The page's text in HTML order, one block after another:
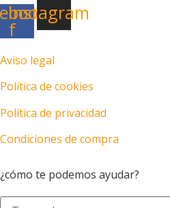
f
Instagram
Aviso legal
Política de cookies
Política de privacidad
Condiciones de compra
¿cómo te podemos ayudar?